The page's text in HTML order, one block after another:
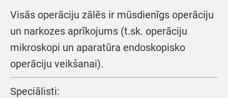
Visās operāciju zālēs ir mūsdienīgs operāciju
un narkozes aprīkojums (t.sk. operāciju
mikroskopi un aparatūra endoskopisko
operāciju veikšanai).
Speciālisti: